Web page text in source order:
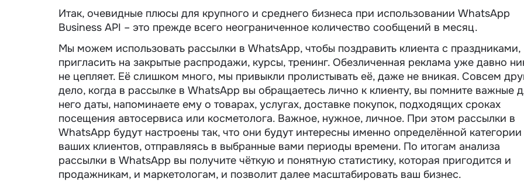
Итак, очевидные плюсы для крупного и среднего бизнеса при использовании WhatsApp
Business API – это прежде всего неограниченное количество сообщений в месяц.
Мы можем использовать рассылки в WhatsApp, чтобы поздравить клиента с праздниками,
пригласить на закрытые распродажи, курсы, тренинг. Обезличенная реклама уже давно
не цепляет. Её слишком много, мы привыкли пролистывать её, даже не вникая. Совсем
дело, когда в рассылке в WhatsApp вы обращаетесь лично к клиенту, вы помните важные
него даты, напоминаете ему о товарах, услугах, доставке покупок, подходящих сроках
посещения автосервиса или косметолога. Важное, нужное, личное. При этом рассылки в
WhatsApp будут настроены так, что они будут интересны именно определённой категории
ваших клиентов, отправляясь в выбранные вами периоды времени. По итогам анализа
рассылки в WhatsApp вы получите чёткую и понятную статистику, которая пригодится и
продажникам, и маркетологам, и позволит далее масштабировать ваш бизнес.